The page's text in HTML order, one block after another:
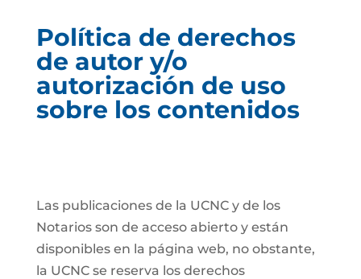
Política de derechos
de autor y/o
autorización de uso
sobre los contenidos
Las publicaciones de la UCNC y de los
Notarios son de acceso abierto y están
disponibles en la página web, no obstante,
la UCNC se reserva los derechos